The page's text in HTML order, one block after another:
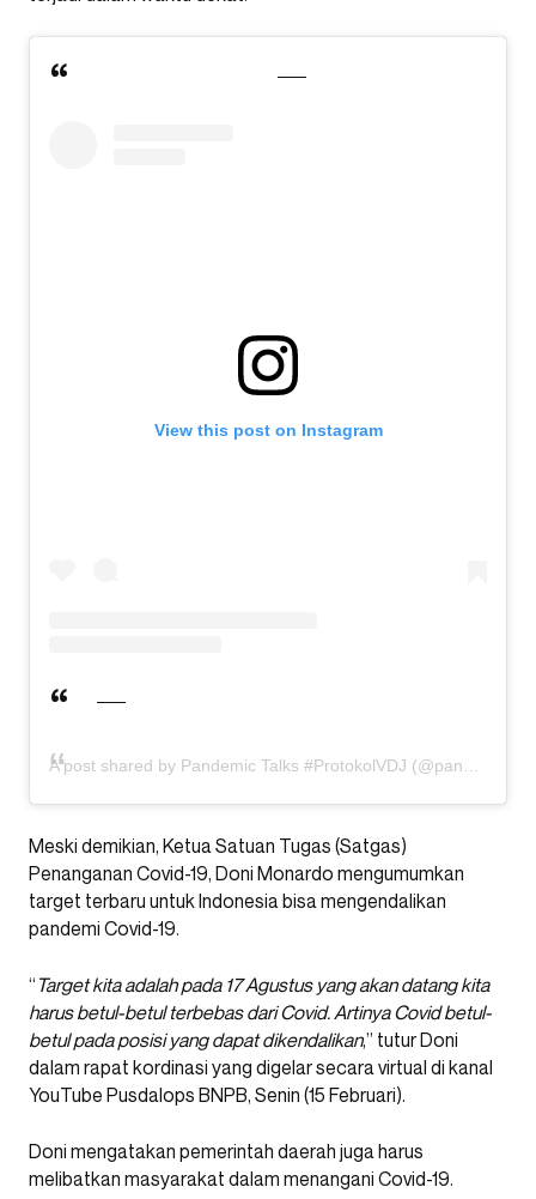
View this post on Instagram
A post shared by Pandemic Talks #ProtokolVDJ (@pandemictalks)
Meski demikian, Ketua Satuan Tugas (Satgas)
Penanganan Covid-19, Doni Monardo mengumumkan
target terbaru untuk Indonesia bisa mengendalikan
pandemi Covid-19.
“ Target kita adalah pada 17 Agustus yang akan datang kita
harus betul-betul terbebas dari Covid. Artinya Covid betul-
betul pada posisi yang dapat dikendalikan,” tutur Doni
dalam rapat kordinasi yang digelar secara virtual di kanal
YouTube Pusdalops BNPB, Senin (15 Februari).
Doni mengatakan pemerintah daerah juga harus
melibatkan masyarakat dalam menangani Covid-19.